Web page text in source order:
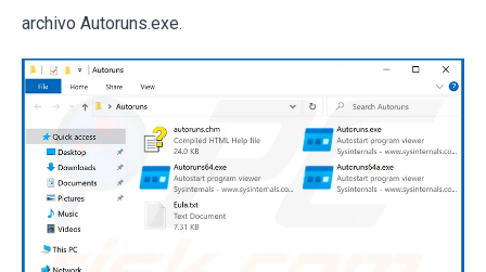
archivo Autoruns.exe.